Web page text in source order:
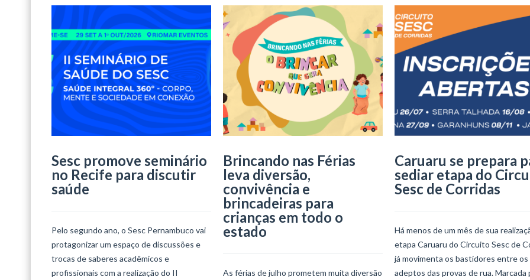
Sesc promove seminário
no Recife para discutir
saúde
Pelo segundo ano, o Sesc Pernambuco vai
protagonizar um espaço de discussões e
trocas de saberes acadêmicos e
profissionais com a realização do II
Brincando nas Férias
leva diversão,
convivência e
brincadeiras para
crianças em todo o
estado
As férias de julho prometem muita diversão
Caruaru se prepara
sediar etapa do
Sesc de Corridas
Há menos de um mês de sua
etapa Caruaru do Circuito Sesc de
já movimenta os bastidores entre os
adeptos das provas de rua. Marcada